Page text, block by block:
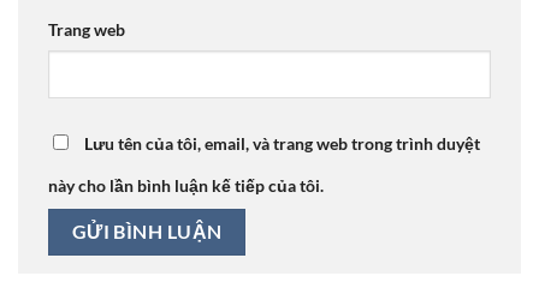
Trang web
Lưu tên của tôi, email, và trang web trong trình duyệt
này cho lần bình luận kế tiếp của tôi.